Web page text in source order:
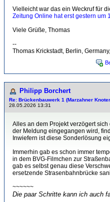
Vielleicht war das ein Weckruf für
Zeitung Online hat erst gestern um
Viele Grüße, Thomas
--
Thomas Krickstadt, Berlin, Germany,
Philipp Borchert
Re: Brückenbauwerk 1 (Marzahner
28.05.2026 13:31
Alles an dem Projekt verzögert
der Meldung eingegangen wird,
Inwiefern ist diese Sonderlösung
Immerhin gab es schon immer
in dem BVG-Filmchen zur
gab es selbst genau diese
ersetzende Strasenbahnbrücke
~~~~~~
Die paar Schritte kann ich auch